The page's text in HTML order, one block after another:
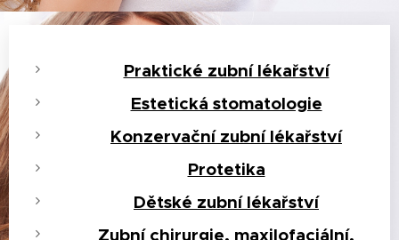
Praktické zubní lékařství
Estetická stomatologie
Konzervační zubní lékařství
Protetika
Dětské zubní lékařství
Zubní chirurgie, maxilofaciální,